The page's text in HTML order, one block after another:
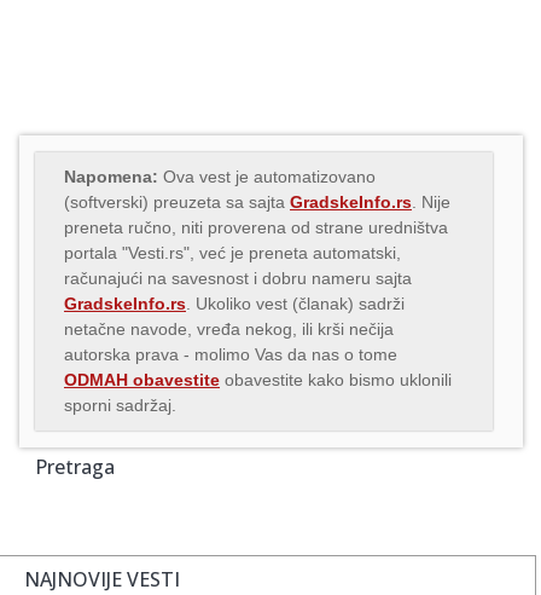
Napomena: Ova vest je automatizovano
(softverski) preuzeta sa sajta GradskeInfo.rs . Nije
preneta ručno, niti proverena od strane uredništva
portala "Vesti.rs", već je preneta automatski,
računajući na savesnost i dobru nameru sajta
GradskeInfo.rs . Ukoliko vest (članak) sadrži
netačne navode, vređa nekog, ili krši nečija
autorska prava - molimo Vas da nas o tome
ODMAH obavestite obavestite kako bismo uklonili
sporni sadržaj.
Pretraga
NAJNOVIJE VESTI